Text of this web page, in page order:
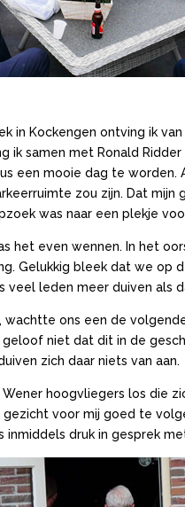
in Kockengen ontving ik
ik samen met Ronald
een mooie dag te worden.
zou zijn. Dat
was naar een plekje
het even wennen. In het
Gelukkig bleek dat we op
veel leden meer duiven als
wachtte ons een de
niet dat dit in de
zich daar niets van aan.
Wener hoogvliegers los die
voor mij goed te
inmiddels druk in gesprek